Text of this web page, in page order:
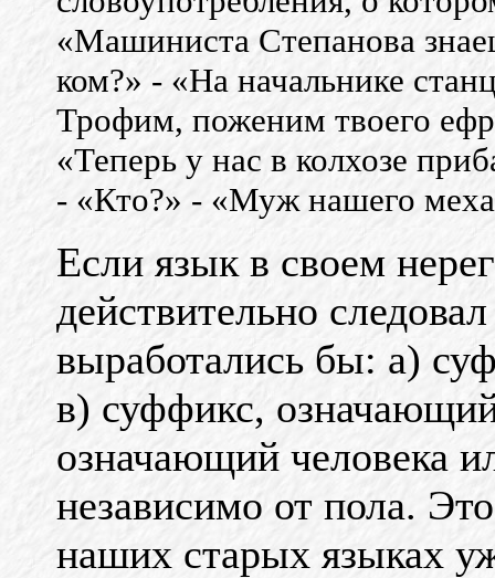
«Машиниста Степанова
ком?» - «На начальнике
Трофим, поженим твоего
«Теперь у нас в колхозе
- «Кто?» - «Муж нашего
Если язык в своем
действительно
выработались бы: а)
в) суффикс,
означающий человека
независимо от пола.
наших старых языках